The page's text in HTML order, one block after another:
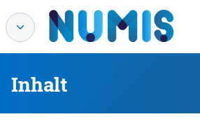
Inhalt